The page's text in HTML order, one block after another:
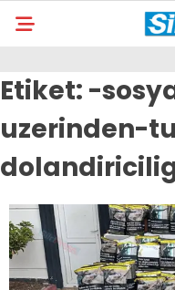
Etiket: -
uzerinden-